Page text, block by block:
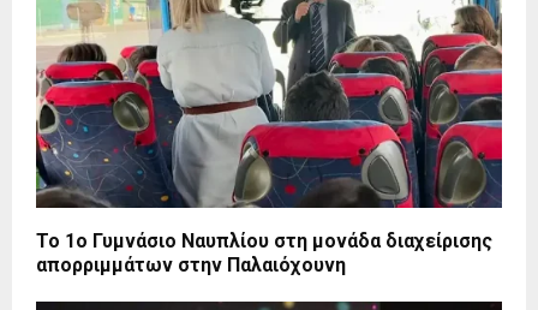
Το 1ο Γυμνάσιο Ναυπλίου στη μονάδα διαχείρισης
απορριμμάτων στην Παλαιόχουνη